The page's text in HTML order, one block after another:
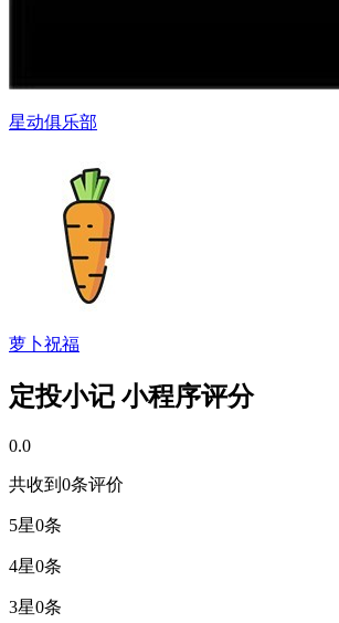
星动俱乐部
萝卜祝福
定投小记 小程序评分
0.0
共收到0条评价
5星0条
4星0条
3星0条